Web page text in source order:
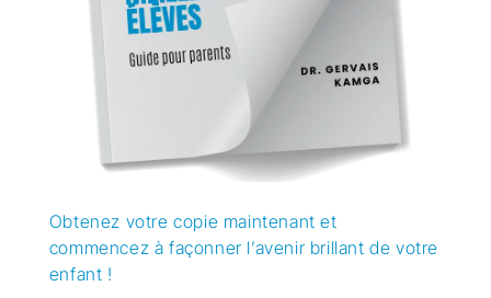
Obtenez votre copie maintenant et
commencez à façonner l’avenir brillant de votre
enfant !